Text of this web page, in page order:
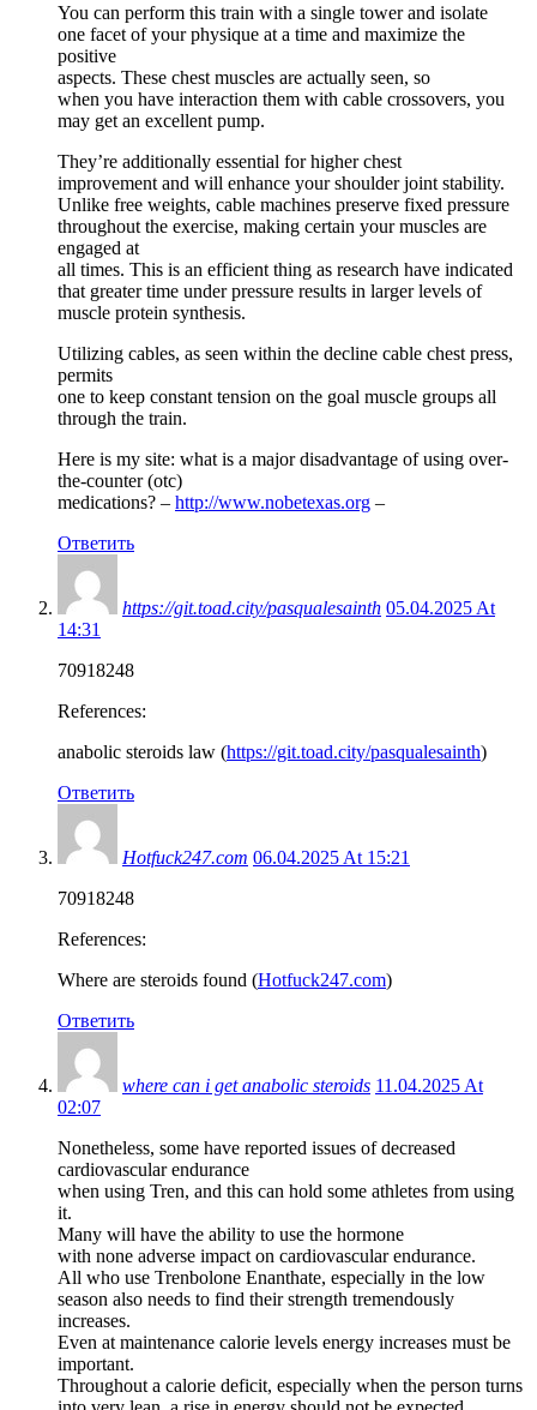
You can perform this train with a single tower and isolate
one facet of your physique at a time and maximize the
positive
aspects. These chest muscles are actually seen, so
when you have interaction them with cable crossovers, you
may get an excellent pump.
They’re additionally essential for higher chest
improvement and will enhance your shoulder joint stability.
Unlike free weights, cable machines preserve fixed pressure
throughout the exercise, making certain your muscles are
engaged at
all times. This is an efficient thing as research have indicated
that greater time under pressure results in larger levels of
muscle protein synthesis.
Utilizing cables, as seen within the decline cable chest press,
permits
one to keep constant tension on the goal muscle groups all
through the train.
Here is my site: what is a major disadvantage of using over-
the-counter (otc)
medications? – http://www.nobetexas.org –
Ответить
https://git.toad.city/pasqualesainth 05.04.2025 At
14:31
70918248
References:
anabolic steroids law (https://git.toad.city/pasqualesainth)
Ответить
Hotfuck247.com 06.04.2025 At 15:21
70918248
References:
Where are steroids found (Hotfuck247.com)
Ответить
where can i get anabolic steroids 11.04.2025 At
02:07
Nonetheless, some have reported issues of decreased
cardiovascular endurance
when using Tren, and this can hold some athletes from using
it.
Many will have the ability to use the hormone
with none adverse impact on cardiovascular endurance.
All who use Trenbolone Enanthate, especially in the low
season also needs to find their strength tremendously
increases.
Even at maintenance calorie levels energy increases must be
important.
Throughout a calorie deficit, especially when the person turns